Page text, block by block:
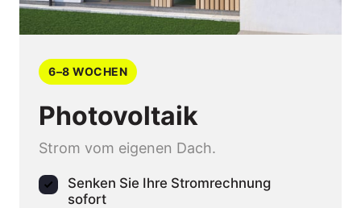
6–8 WOCHEN
Photovoltaik
Strom vom eigenen Dach.
Senken Sie Ihre Stromrechnung
sofort